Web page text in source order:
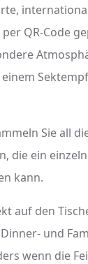
QR-Code
Sie all
die ein
kann.
auf den
und
wenn die